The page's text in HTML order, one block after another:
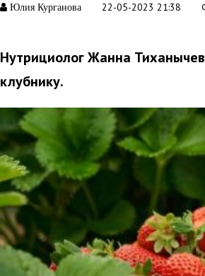
Юлия Курганова 22-05-2023 21:38
Нутрициолог Жанна
клубнику.